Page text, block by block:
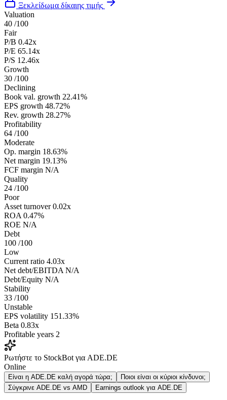
Ξεκλείδωμα δίκαιης τιμής
Valuation
40 /100
Fair
P/B 0.42x
P/E 65.14x
P/S 12.46x
Growth
30 /100
Declining
Book val. growth 22.41%
EPS growth 48.72%
Rev. growth 28.27%
Profitability
64 /100
Moderate
Op. margin 18.63%
Net margin 19.13%
FCF margin N/A
Quality
24 /100
Poor
Asset turnover 0.02x
ROA 0.47%
ROE N/A
Debt
100 /100
Low
Current ratio 4.03x
Net debt/EBITDA N/A
Debt/Equity N/A
Stability
33 /100
Unstable
EPS volatility 151.33%
Beta 0.83x
Profitable years 2
Ρωτήστε το StockBot για ADE.DE
Online
Είναι η ADE.DE καλή αγορά τώρα;
Ποιοι είναι οι κύριοι κίνδυνοι;
Σύγκρινε ADE.DE vs AMD
Earnings outlook για ADE.DE